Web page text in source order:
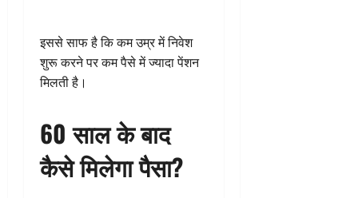
इससे साफ है कि कम उम्र में निवेश
शुरू करने पर कम पैसे में ज्यादा पेंशन
मिलती है।
60 साल के बाद
कैसे मिलेगा पैसा?